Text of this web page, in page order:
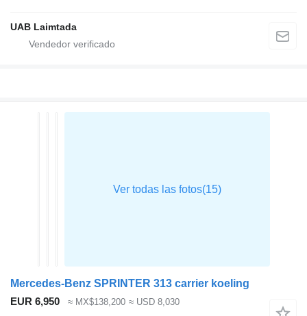
UAB Laimtada
Mercedes-Benz SPRINTER 313 carrier koeling
EUR 6,950
≈ MX$138,200 ≈ USD 8,030